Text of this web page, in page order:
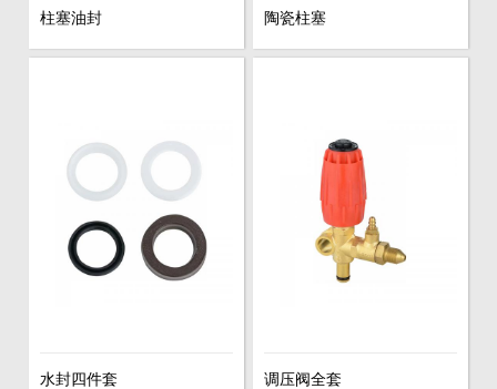
柱塞油封 陶瓷柱塞
水封四件套 调压阀全套